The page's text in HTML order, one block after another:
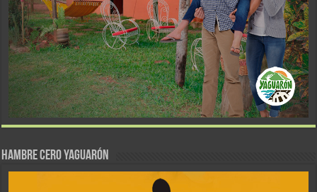
Hambre Cero Yaguarón